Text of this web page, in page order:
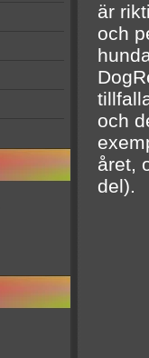
är
och
och
året,
del).